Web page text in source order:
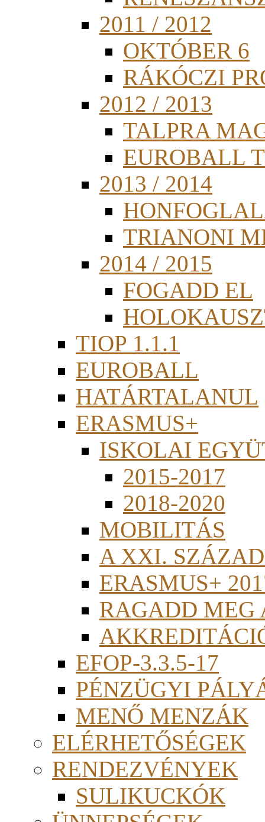
2011 / 2012
OKTÓBER 6
RÁKÓCZI
2012 / 2013
TALPRA
EUROBALL
2013 / 2014
TRIANONI
2014 / 2015
FOGADD EL
TIOP 1.1.1
EUROBALL
HATÁRTALANUL
ERASMUS+
ISKOLAI
2015-2017
2018-2020
MOBILITÁS
A XXI.
ERASMUS+
RAGADD MEG
EFOP-3.3.5-17
PÉNZÜGYI
MENŐ MENZÁK
ELÉRHETŐSÉGEK
RENDEZVÉNYEK
SULIKUCKÓK